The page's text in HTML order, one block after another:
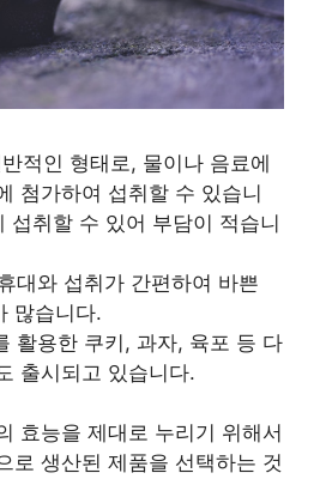
적인 형태로, 물이나 음료에
첨가하여 섭취할 수 있습니
섭취할 수 있어 부담이 적습니
대와 섭취가 간편하여 바쁜
많습니다.
활용한 쿠키, 과자, 육포 등 다
출시되고 있습니다.
효능을 제대로 누리기 위해서
로 생산된 제품을 선택하는 것